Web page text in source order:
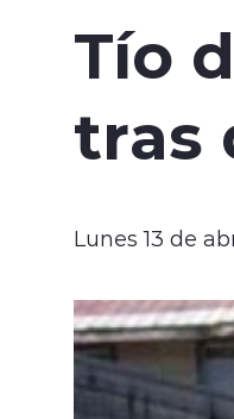
Tío
tras
Lunes 13 de